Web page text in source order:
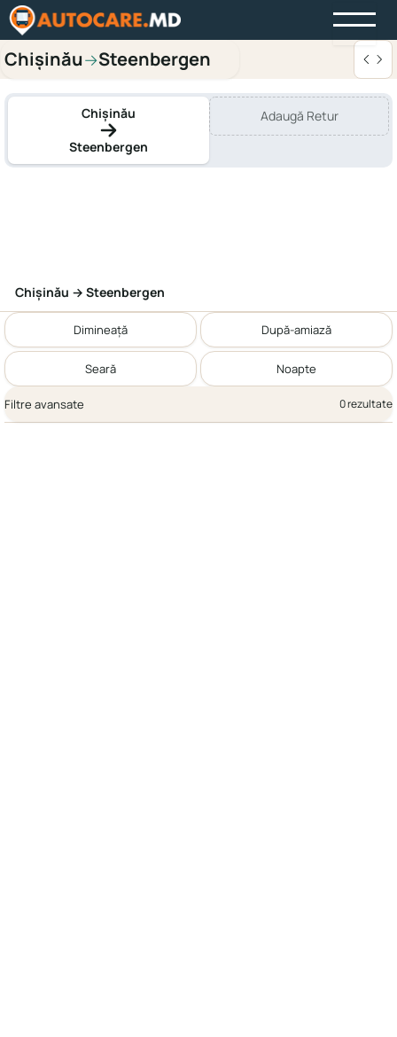
Chișinău→Steenbergen
Chișinău
Steenbergen
Adaugă Retur
Chișinău → Steenbergen
Dimineață După-amiază
Seară Noapte
Filtre avansate 0 rezultate